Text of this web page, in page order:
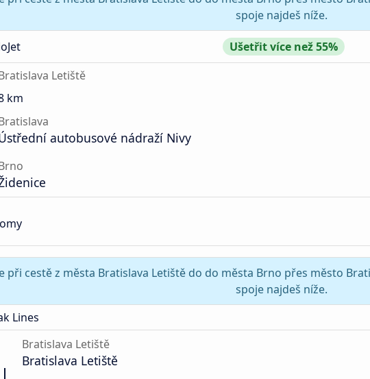
spoje najdeš níže.
Ušetřit více než 55%
Letiště
km
autobusové nádraží Nivy
při cestě z města Bratislava Letiště do do města Brno přes město
spoje najdeš níže.
Lines
Bratislava Letiště
Bratislava Letiště